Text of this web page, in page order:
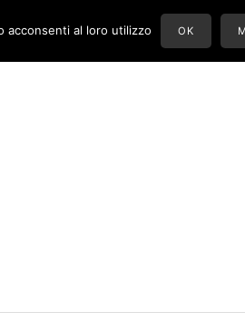
acconsenti al loro utilizzo OK